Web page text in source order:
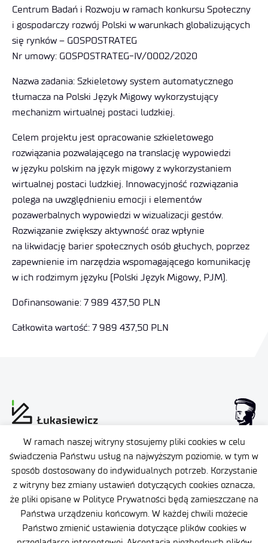
W ramach naszej witryny stosujemy pliki cookies w celu
świadczenia Państwu usług na najwyższym poziomie, w tym w
sposób dostosowany do indywidualnych potrzeb. Korzystanie
z witryny bez zmiany ustawień dotyczących cookies oznacza,
że pliki opisane w Polityce Prywatności będą zamieszczane na
Państwa urządzeniu końcowym. W każdej chwili możecie
Państwo zmienić ustawienia dotyczące plików cookies w
Centrum Badań i Rozwoju w ramach konkursu Społeczny
i gospodarczy rozwój Polski w warunkach globalizujących
się rynków – GOSPOSTRATEG
Nr umowy: GOSPOSTRATEG-IV/0002/2020
Nazwa zadania: Szkieletowy system automatycznego
tłumacza na Polski Język Migowy wykorzystujący
mechanizm wirtualnej postaci ludzkiej.
Celem projektu jest opracowanie szkieletowego
rozwiązania pozwalającego na translację wypowiedzi
w języku polskim na język migowy z wykorzystaniem
wirtualnej postaci ludzkiej. Innowacyjność rozwiązania
polega na uwzględnieniu emocji i elementów
pozawerbalnych wypowiedzi w wizualizacji gestów.
Rozwiązanie zwiększy aktywność oraz wpłynie
na likwidację barier społecznych osób głuchych, poprzez
zapewnienie im narzędzia wspomagającego komunikację
w ich rodzimym języku (Polski Język Migowy, PJM).
Dofinansowanie: 7 989 437,50 PLN
Całkowita wartość: 7 989 437,50 PLN
Dane osobowe
Deklaracja dostępności
Polityka prywatności
Plan Równości Płci Certyfikaty